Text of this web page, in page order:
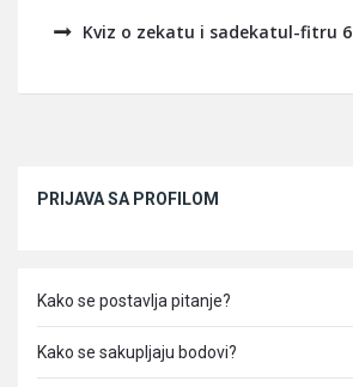
Kviz o zekatu i sadekatul-fitru 6
PRIJAVA SA PROFILOM
Kako se postavlja pitanje?
Kako se sakupljaju bodovi?